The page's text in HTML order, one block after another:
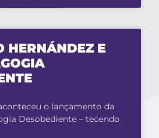
HERNÁNDEZ E
o lançamento da
Desobediente – tecendo